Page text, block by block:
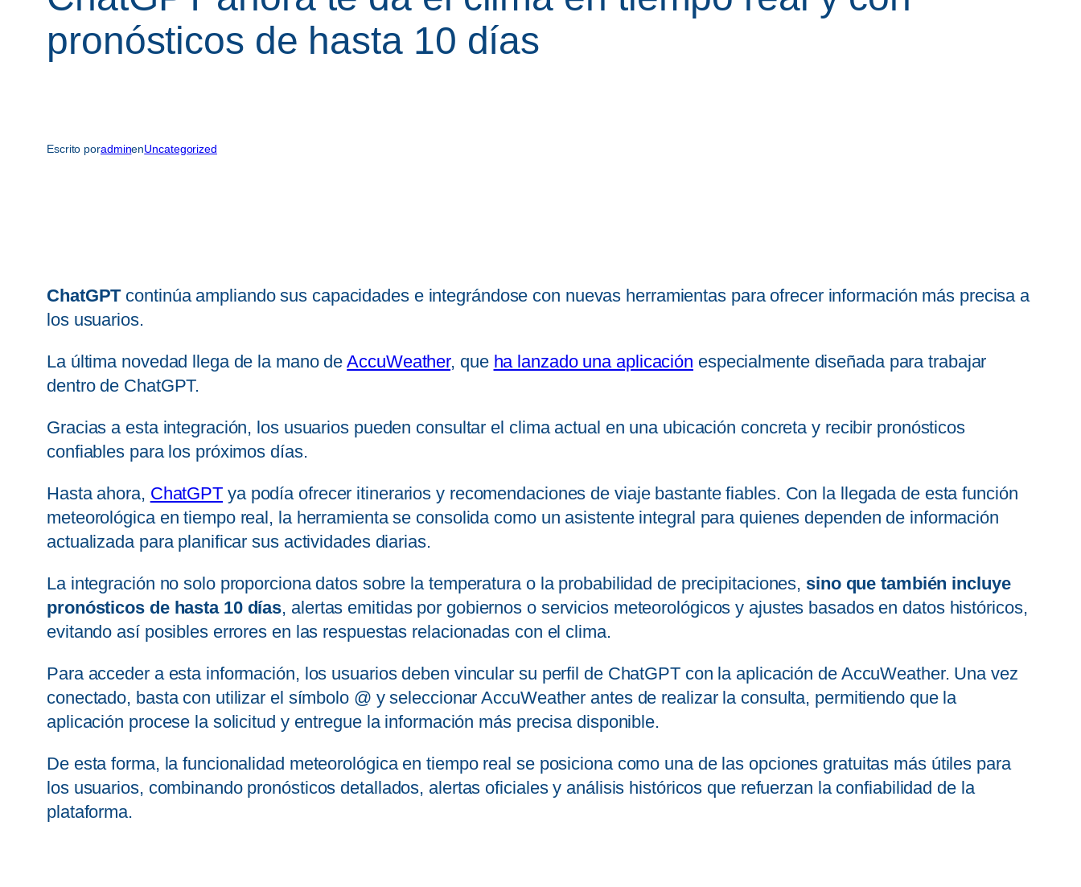
pronósticos de hasta 10 días
Escrito poradminenUncategorized
ChatGPTcontinúa ampliando sus capacidades e integrándose con nuevas herramientas para ofrecer información más precisa a
los usuarios.
La última novedad llega de la mano deAccuWeather, que ha lanzado una aplicación especialmente diseñada para trabajar
dentro de ChatGPT.
Gracias a esta integración, los usuarios pueden consultar el clima actual en una ubicación concreta y recibir pronósticos
confiables para los próximos días.
Hasta ahora, ChatGPT ya podía ofrecer itinerarios y recomendaciones de viaje bastante fiables. Con la llegada de esta función
meteorológica en tiempo real, la herramienta se consolida como un asistente integral para quienes dependen de información
actualizada para planificar sus actividades diarias.
La integración no solo proporciona datos sobre la temperatura o la probabilidad de precipitaciones, sino que también incluye
pronósticos de hasta 10 días, alertas emitidas por gobiernos o servicios meteorológicos y ajustes basados en datos históricos,
evitando así posibles errores en las respuestas relacionadas con el clima.
Para acceder a esta información, los usuarios deben vincular su perfil de ChatGPT con la aplicación de AccuWeather. Una vez
conectado, basta con utilizar el símbolo @ y seleccionar AccuWeather antes de realizar la consulta, permitiendo que la
aplicación procese la solicitud y entregue la información más precisa disponible.
De esta forma, la funcionalidad meteorológica en tiempo real se posiciona como una de las opciones gratuitas más útiles para
los usuarios, combinando pronósticos detallados, alertas oficiales y análisis históricos que refuerzan la confiabilidad de la
plataforma.